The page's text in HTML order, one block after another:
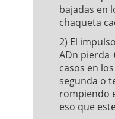
bajadas en
chaqueta
2) El
ADn pierda
casos en
segunda o
rompiendo
eso que